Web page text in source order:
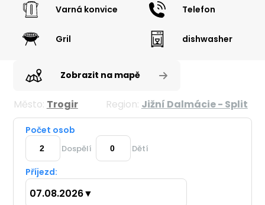
Varná konvice Telefon
Gril dishwasher
Zobrazit na mapě
Město: Trogir Region: Jižní Dalmácie - Split
Počet osob
Dospělí Dětí
Příjezd:
07.08.2026▼